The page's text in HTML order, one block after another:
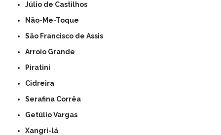
Júlio de Castilhos
Não-Me-Toque
São Francisco de Assis
Arroio Grande
Piratini
Cidreira
Serafina Corrêa
Getúlio Vargas
Xangri-lá